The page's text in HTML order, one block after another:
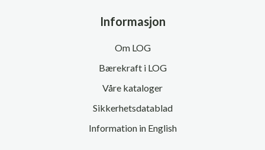
Informasjon
Om LOG
Bærekraft i LOG
Våre kataloger
Sikkerhetsdatablad
Information in English